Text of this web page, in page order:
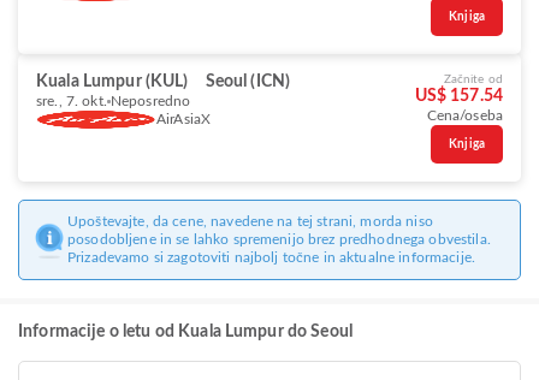
Knjiga
Kuala Lumpur (KUL) Seoul (ICN)
sre., 7. okt. Neposredno
AirAsiaX
Začnite od
US$ 157.54
Cena/oseba
Knjiga
Upoštevajte, da cene, navedene na tej strani, morda niso
posodobljene in se lahko spremenijo brez predhodnega obvestila.
Prizadevamo si zagotoviti najbolj točne in aktualne informacije.
Informacije o letu od Kuala Lumpur do Seoul